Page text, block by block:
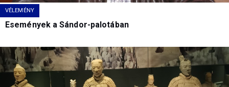
VÉLEMÉNY
Események a Sándor-palotában